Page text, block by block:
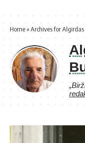
Home»Archives for